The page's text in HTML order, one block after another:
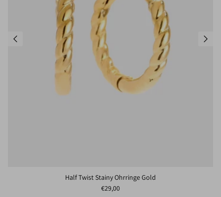
Half Twist Stainy Ohrringe Gold
Normaler Preis
€29,00